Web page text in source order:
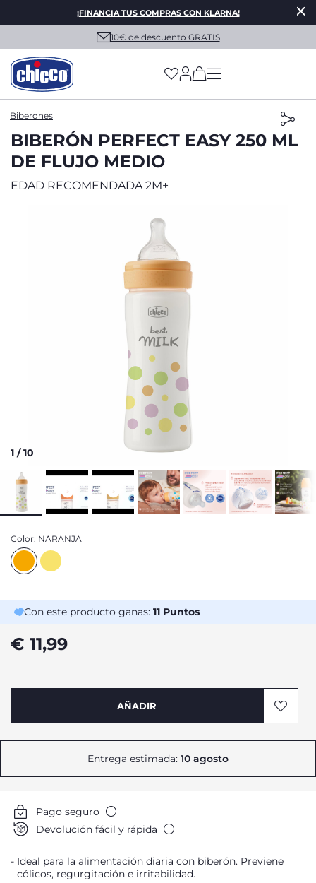
¡FINANCIA TUS COMPRAS CON KLARNA!
10€ de descuento GRATIS
(has more options
Biberones
BIBERÓN PERFECT EASY 250 ML
DE FLUJO MEDIO
EDAD RECOMENDADA 2M+
1 /10
Color: NARANJA
Con este producto ganas: 11 Puntos
€ 11,99
AÑADIR
Entrega estimada: 10 agosto
Pago seguro
Devolución fácil y rápida
Ideal para la alimentación diaria con biberón. Previene
cólicos, regurgitación e irritabilidad.